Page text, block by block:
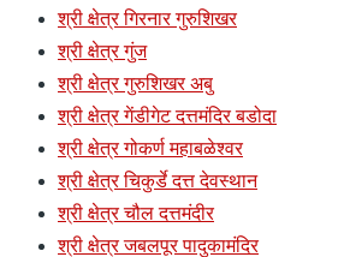
श्री क्षेत्र गिरनार गुरुशिखर
श्री क्षेत्र गुंज
श्री क्षेत्र गुरुशिखर अबु
श्री क्षेत्र गेंडीगेट दत्तमंदिर बडोदा
श्री क्षेत्र गोकर्ण महाबळेश्वर
श्री क्षेत्र चिकुर्डे दत्त देवस्थान
श्री क्षेत्र चौल दत्तमंदीर
श्री क्षेत्र जबलपूर पादुकामंदिर